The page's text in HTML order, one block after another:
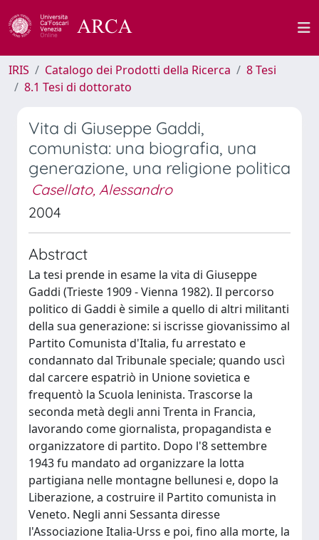
IRIS Catalogo dei Prodotti della Ricerca
8 Tesi
8.1 Tesi di dottorato
Vita di Giuseppe Gaddi,
comunista: una biografia, una
generazione, una religione politica
Casellato, Alessandro
2004
Abstract
La tesi prende in esame la vita di Giuseppe
Gaddi (Trieste 1909 - Vienna 1982). Il percorso
politico di Gaddi è simile a quello di altri militanti
della sua generazione: si iscrisse giovanissimo al
Partito Comunista d'Italia, fu arrestato e
condannato dal Tribunale speciale; quando uscì
dal carcere espatriò in Unione sovietica e
frequentò la Scuola leninista. Trascorse la
seconda metà degli anni Trenta in Francia,
lavorando come giornalista, propagandista e
organizzatore di partito. Dopo l'8 settembre
1943 fu mandato ad organizzare la lotta
partigiana nelle montagne bellunesi e, dopo la
Liberazione, a costruire il Partito comunista in
Veneto. Negli anni Sessanta diresse
l'Associazione Italia-Urss e poi, fino alla morte, la